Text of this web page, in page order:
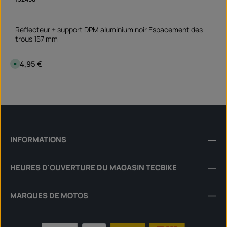
Réflecteur + support DPM aluminium noir Espacement des
trous 157 mm
Prix régulier :
D
i
b
é
l
e
l
r
a
24,95 €
INFORMATIONS
HEURES D'OUVERTURE DU MAGASIN TECBIKE
MARQUES DE MOTOS